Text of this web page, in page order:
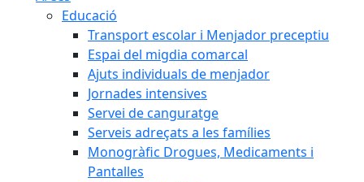
Educació
Transport escolar i Menjador preceptiu
Espai del migdia comarcal
Ajuts individuals de menjador
Jornades intensives
Servei de canguratge
Serveis adreçats a les famílies
Monogràfic Drogues, Medicaments i
Pantalles